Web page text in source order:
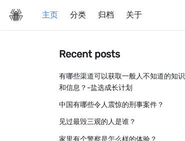
主页 分类 归档 关于
Recent posts
有哪些渠道可以获取一般人不知道的知识
和信息？-盐选成长计划
中国有哪些令人震惊的刑事案件？
见过最毁三观的人是谁？
家里有个警察是怎么样的体验？